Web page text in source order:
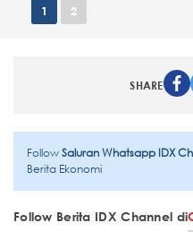
1 2
SHARE
FollowSaluran Whatsapp IDX
Berita Ekonomi
Follow Berita IDX Channel di